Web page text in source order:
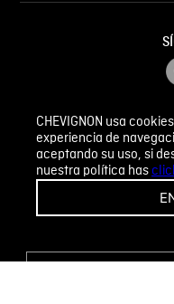
CHEVIGNON usa
experiencia de
aceptando su uso, si
nuestra política has
¡CAMBIOS Y